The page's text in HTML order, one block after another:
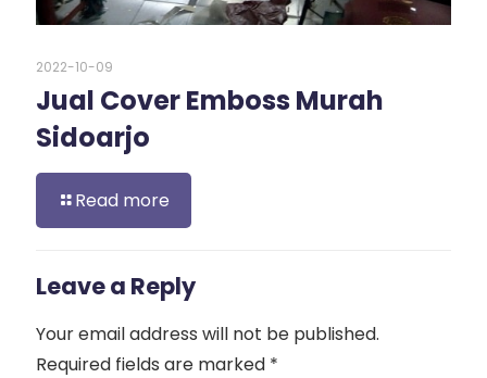
2022-10-09
Jual Cover Emboss Murah
Sidoarjo
Read more
Leave a Reply
Your email address will not be published.
Required fields are marked *